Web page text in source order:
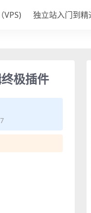
VPS) 独立站入门到精
极插件